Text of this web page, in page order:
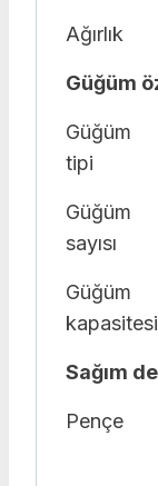
Ağırlık
Güğüm
Güğüm
tipi
Güğüm
sayısı
Güğüm
kapasitesi
Sağım
Pençe